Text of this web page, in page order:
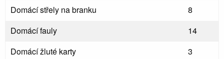
Domácí střely na branku
8
Domácí fauly
14
Domácí žluté karty
3